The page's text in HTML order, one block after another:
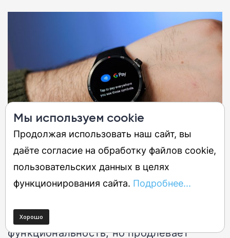
Другая операционная система
более элементарную и базовую
функциональность, но продлевает
Мы используем cookie
Продолжая использовать наш сайт, вы
даёте согласие на обработку файлов cookie,
пользовательских данных в целях
функционирования сайта. Подробнее...